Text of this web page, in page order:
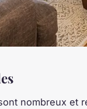
nombreux et